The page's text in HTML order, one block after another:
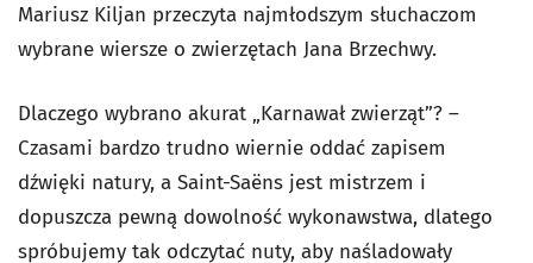
Mariusz Kiljan przeczyta najmłodszym słuchaczom
wybrane wiersze o zwierzętach Jana Brzechwy.
Dlaczego wybrano akurat „Karnawał zwierząt”? –
Czasami bardzo trudno wiernie oddać zapisem
dźwięki natury, a Saint-Saëns jest mistrzem i
dopuszcza pewną dowolność wykonawstwa, dlatego
spróbujemy tak odczytać nuty, aby naśladowały